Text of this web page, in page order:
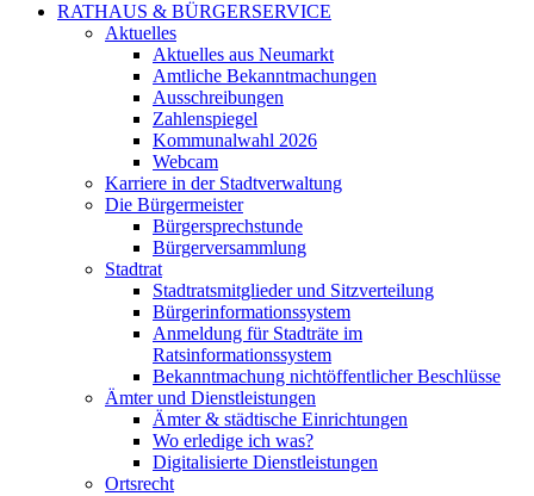
RATHAUS & BÜRGERSERVICE
Aktuelles
Aktuelles aus Neumarkt
Amtliche Bekanntmachungen
Ausschreibungen
Zahlenspiegel
Kommunalwahl 2026
Webcam
Karriere in der Stadtverwaltung
Die Bürgermeister
Bürgersprechstunde
Bürgerversammlung
Stadtrat
Stadtratsmitglieder und Sitzverteilung
Bürgerinformationssystem
Anmeldung für Stadträte im
Ratsinformationssystem
Bekanntmachung nichtöffentlicher Beschlüsse
Ämter und Dienstleistungen
Ämter & städtische Einrichtungen
Wo erledige ich was?
Digitalisierte Dienstleistungen
Ortsrecht